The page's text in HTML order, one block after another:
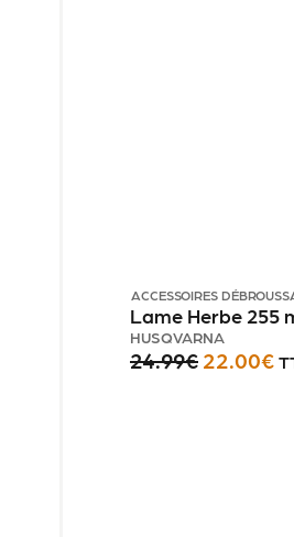
ACCESSOIRES
Lame Herbe 255
HUSQVARNA
24.99€ 22.00€